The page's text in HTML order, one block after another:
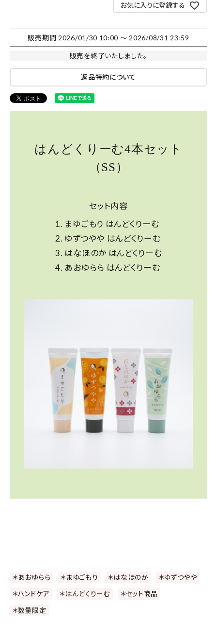
お気に入りに登録する
販売期間 2026/01/30 10:00 〜 2026/08/31 23:59
販売を終了いたしました。
返品特約について
はんどくりーむ4本セット
（SS）
セット内容
まゆごもり はんどくりーむ
ゆずつやや はんどくりーむ
はなほのか はんどくりーむ
あおゆらら はんどくりーむ
＊あおゆらら ＊まゆごもり ＊はなほのか
＊ゆずつやや
＊ハンドケア
＊はんどくりーむ
＊セット商品
＊数量限定